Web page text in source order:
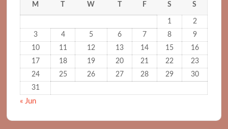
M W F S S
1
2
3
4 5 6 7 8
9
10
11 12 13 14 15
16
17
18 19 20 21 22
23
24
25 26 27 28 29
30
31
« Jun